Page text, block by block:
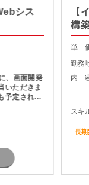
シス
、画面開発
いただきま
予定されて
境です。
【
構
単
勤務
内
スキ
長期